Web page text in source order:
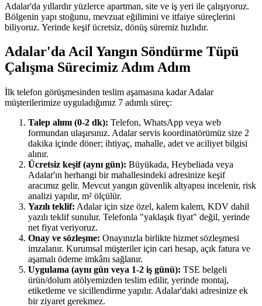
Adalar'da yıllardır yüzlerce apartman, site ve iş yeri ile çalışıyoruz.
Bölgenin yapı stoğunu, mevzuat eğilimini ve itfaiye süreçlerini
biliyoruz. Yerinde keşif ücretsiz, dönüş süremiz hızlıdır.
Adalar'da Acil Yangın Söndürme Tüpü
Çalışma Sürecimiz Adım Adım
İlk telefon görüşmesinden teslim aşamasına kadar Adalar
müşterilerimize uyguladığımız 7 adımlı süreç:
Talep alımı (0-2 dk): Telefon, WhatsApp veya web
formundan ulaşırsınız. Adalar servis koordinatörümüz size 2
dakika içinde döner; ihtiyaç, mahalle, adet ve aciliyet bilgisi
alınır.
Ücretsiz keşif (aynı gün): Büyükada, Heybeliada veya
Adalar'ın herhangi bir mahallesindeki adresinize keşif
aracımız gelir. Mevcut yangın güvenlik altyapısı incelenir, risk
analizi yapılır, m² ölçülür.
Yazılı teklif: Adalar için size özel, kalem kalem, KDV dahil
yazılı teklif sunulur. Telefonla "yaklaşık fiyat" değil, yerinde
net fiyat veriyoruz.
Onay ve sözleşme: Onayınızla birlikte hizmet sözleşmesi
imzalanır. Kurumsal müşteriler için cari hesap, açık fatura ve
aşamalı ödeme imkânı sağlanır.
Uygulama (aynı gün veya 1-2 iş günü): TSE belgeli
ürün/dolum atölyemizden teslim edilir, yerinde montaj,
etiketleme ve sicillendirme yapılır. Adalar'daki adresinize ek
bir ziyaret gerekmez.